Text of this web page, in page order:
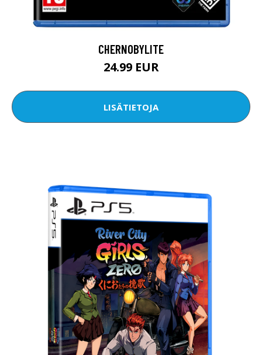
CHERNOBYLITE
24.99 EUR
LISÄTIETOJA